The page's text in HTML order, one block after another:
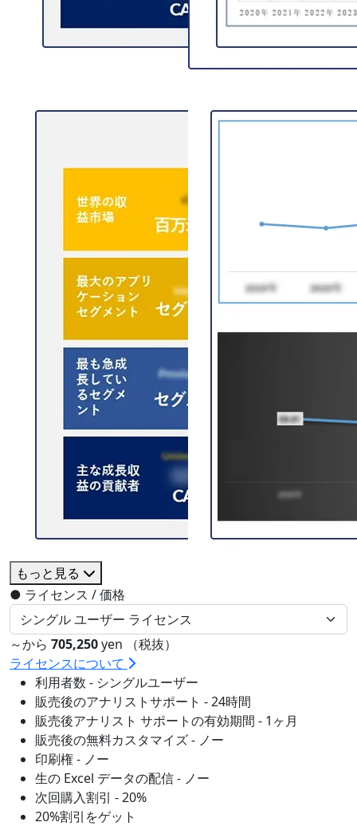
もっと見る
● ライセンス / 価格
～から 705,250yen （税抜）
ライセンスについて
利用者数 - シングルユーザー
販売後のアナリストサポート - 24時間
販売後アナリスト サポートの有効期間 - 1ヶ月
販売後の無料カスタマイズ - ノー
印刷権 - ノー
生の Excel データの配信 - ノー
次回購入割引 - 20%
20%割引をゲット